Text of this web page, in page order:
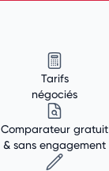
Tarifs
négociés
Comparateur gratuit
& sans engagement